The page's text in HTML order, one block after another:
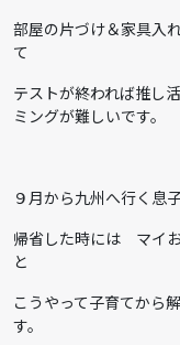
部屋の片づけ＆家具入
て
テストが終われば推し
ミングが難しいです。
９月から九州へ行く息
帰省した時には マイ
と
こうやって子育てから
す。